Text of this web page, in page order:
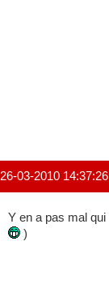
26-03-2010 14:37:26
Y en a pas mal
)